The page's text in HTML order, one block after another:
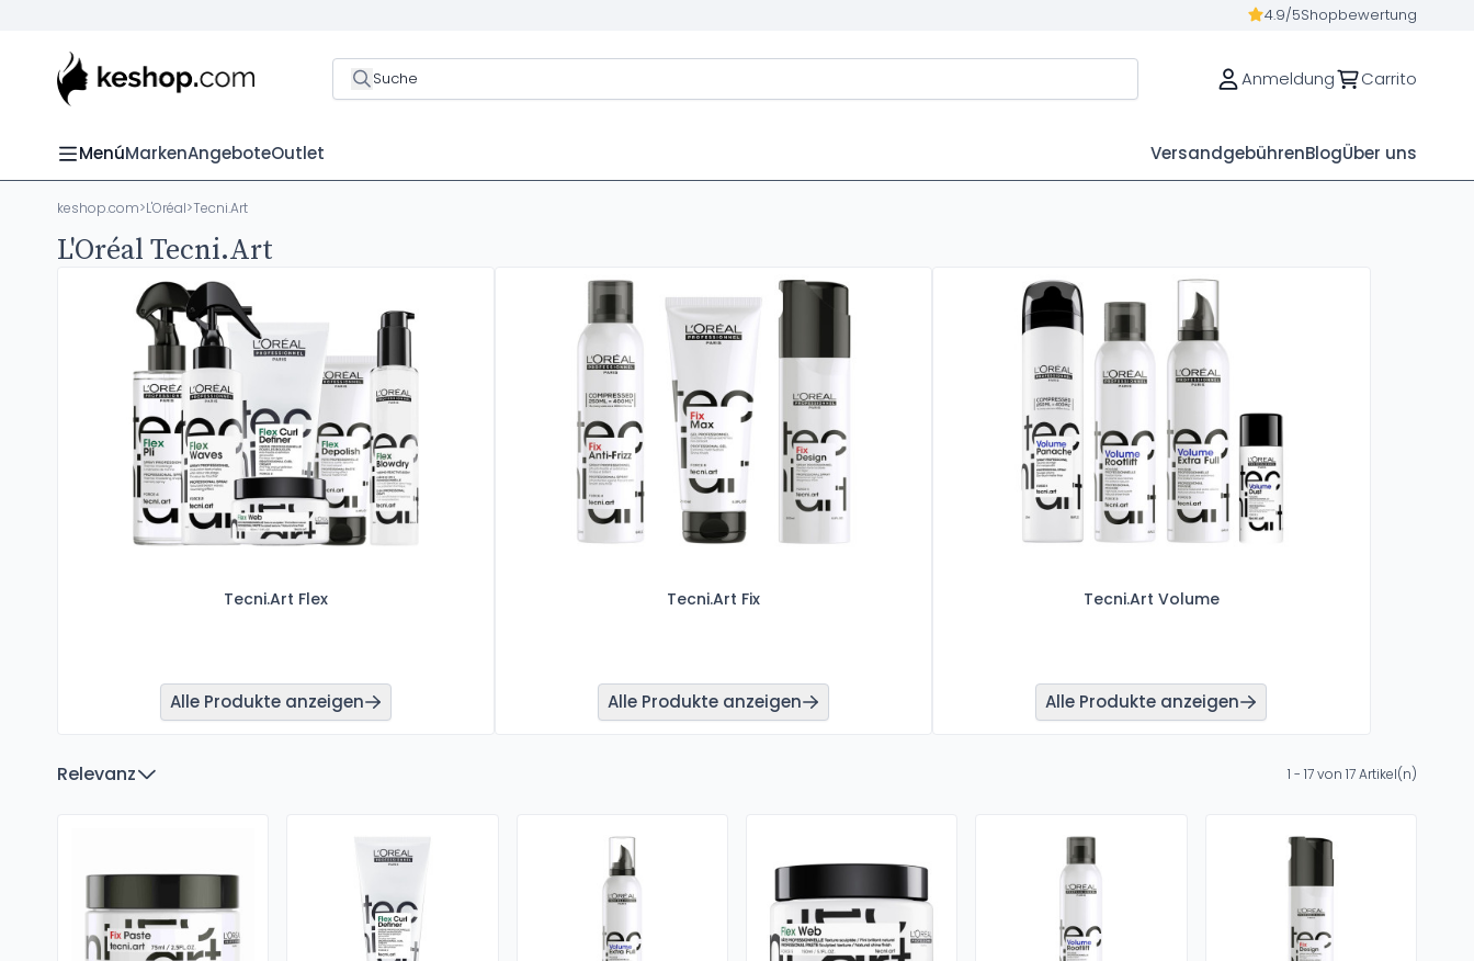
4.9/5Shopbewertung
Suche Anmeldung Carrito
MenúMarkenAngeboteOutlet VersandgebührenBlogÜber uns
keshop.com>L'Oréal>Tecni.Art
L'Oréal Tecni.Art
Tecni.Art Flex
Alle Produkte anzeigen
Tecni.Art Fix
Alle Produkte anzeigen
Tecni.Art Volume
Alle Produkte anzeigen
Relevanz 1 - 17 von 17 Artikel(n)